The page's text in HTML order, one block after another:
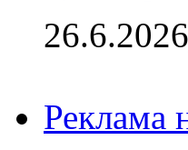
Реклама